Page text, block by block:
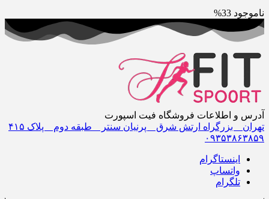
ناموجود 33%
آدرس و اطلاعات فروشگاه فیت اسپورت
تهران _ بزرگراه ارتش شرق _ پرنیان سنتر _ طبقه دوم _ پلاک ۴١۵
٠٩٣۵٣٨۶٣٨۵٩
اینستاگرام
واتساپ
تلگرام